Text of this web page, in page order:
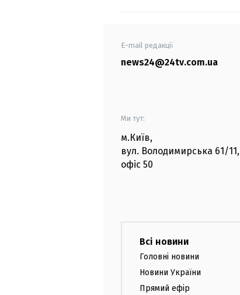
E-mail редакції
news24@24tv.com.ua
Ми тут:
м.Київ,
вул. Володимирська 61/11,
офіс 50
Всі новини
Головні новини
Новини України
Прямий ефір